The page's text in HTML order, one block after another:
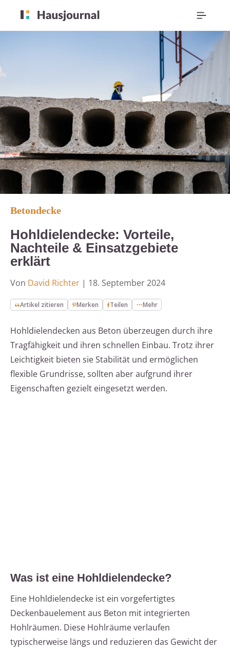
Betondecke
Hohldielendecke: Vorteile,
Nachteile & Einsatzgebiete
erklärt
Von David Richter | 18. September 2024
Artikel zitieren Merken Teilen Mehr
Hohldielendecken aus Beton überzeugen durch ihre
Tragfähigkeit und ihren schnellen Einbau. Trotz ihrer
Leichtigkeit bieten sie Stabilität und ermöglichen
flexible Grundrisse, sollten aber aufgrund ihrer
Eigenschaften gezielt eingesetzt werden.
Was ist eine Hohldielendecke?
Eine Hohldielendecke ist ein vorgefertigtes
Deckenbauelement aus Beton mit integrierten
Hohlräumen. Diese Hohlräume verlaufen
typischerweise längs und reduzieren das Gewicht der